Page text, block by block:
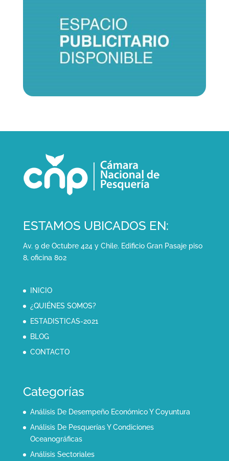
ESTAMOS UBICADOS EN:
Av. 9 de Octubre 424 y Chile. Edificio Gran Pasaje piso
8, oficina 802
INICIO
¿QUIÉNES SOMOS?
ESTADISTICAS-2021
BLOG
CONTACTO
Categorías
Análisis De Desempeño Económico Y Coyuntura
Análisis De Pesquerías Y Condiciones
Oceanográficas
Análisis Sectoriales